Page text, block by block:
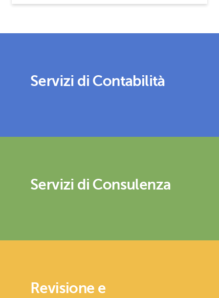
Servizi di Contabilità
Servizi di Consulenza
Revisione e